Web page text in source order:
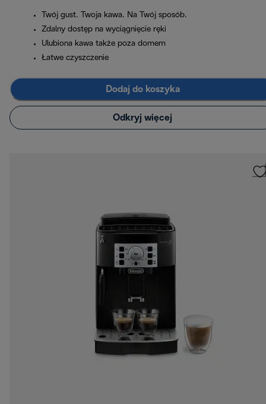
Twój gust. Twoja kawa. Na Twój sposób.
Zdalny dostęp na wyciągnięcie ręki
Ulubiona kawa także poza domem
Łatwe czyszczenie
Dodaj do koszyka
Odkryj więcej